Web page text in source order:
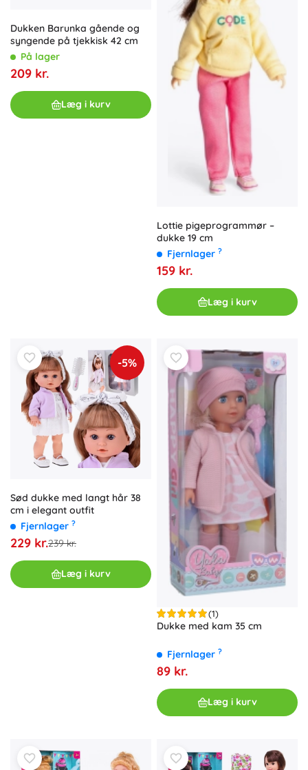
Dukken Barunka gående og
syngende på tjekkisk 42 cm
På lager
209 kr.
Læg i kurv
Lottie pigeprogrammør –
dukke 19 cm
Fjernlager ?
159 kr.
Læg i kurv
-5%
Sød dukke med langt hår 38
cm i elegant outfit
Fjernlager ?
229 kr.239 kr.
Læg i kurv
(1)
Dukke med kam 35 cm
Fjernlager ?
89 kr.
Læg i kurv